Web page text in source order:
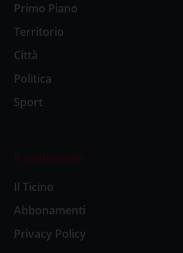
Primo Piano
Territorio
Città
Politica
Sport
Il settimanale
Il Ticino
Abbonamenti
Privacy Policy